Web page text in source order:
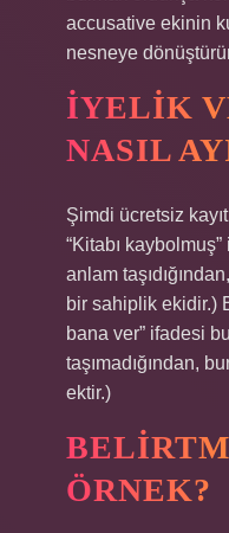
accusative ekinin
nesneye
İYELIK
NASIL
Şimdi ücretsiz
“Kitabı
anlam
bir sahiplik ekidir.)
bana ver” ifadesi
taşımadığından,
ektir.)
ÖRNEK?